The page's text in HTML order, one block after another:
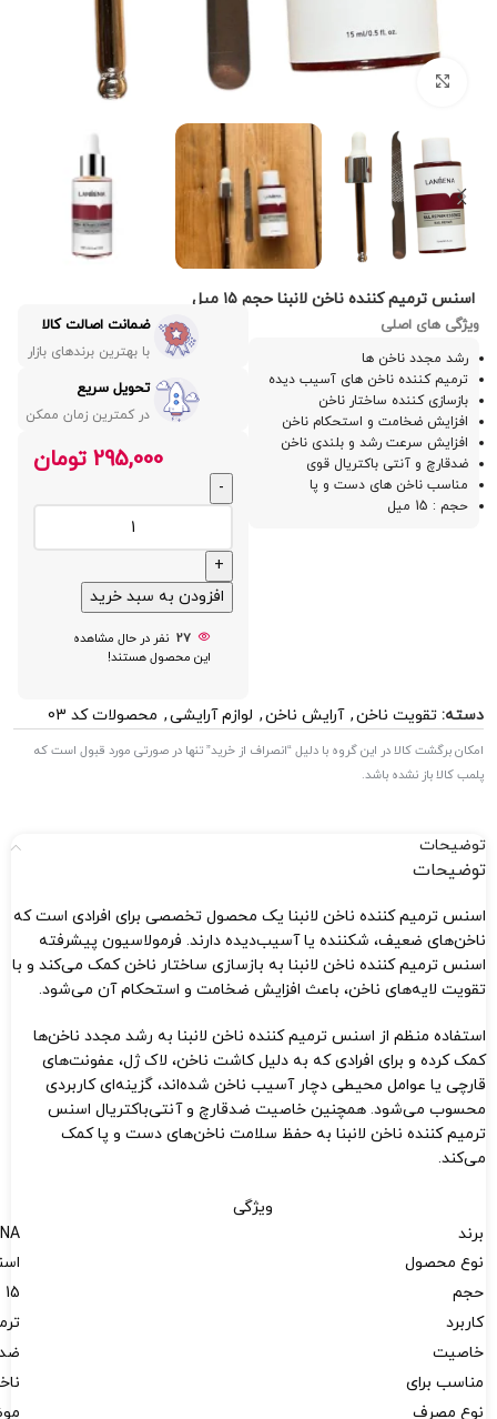
اسنس ترمیم کننده ناخن لانبنا حجم ۱۵ میل
ویژگی های اصلی
رشد مجدد ناخن‌ ها
ترمیم‌ کننده ناخن‌ های آسیب‌ دیده
بازسازی‌ کننده ساختار ناخن
افزایش ضخامت و استحکام ناخن
افزایش سرعت رشد و بلندی ناخن
ضدقارچ و آنتی‌ باکتریال قوی
مناسب ناخن‌ های دست و پا
حجم : 15 میل
ضمانت اصالت کالا
با بهترین برندهای بازار
تحویل سریع
در کمترین زمان ممکن
295,000 تومان
افزودن به سبد خرید
27 نفر در حال مشاهده
این محصول هستند!
دسته: تقویت ناخن, آرایش ناخن, لوازم آرایشی, محصولات کد 03
امکان برگشت کالا در این گروه با دلیل “انصراف از خرید” تنها در صورتی مورد قبول است که
پلمب کالا باز نشده باشد.
توضیحات
توضیحات
اسنس ترمیم کننده ناخن لانبنا یک محصول تخصصی برای افرادی است که
ناخن‌های ضعیف، شکننده یا آسیب‌دیده دارند. فرمولاسیون پیشرفته
اسنس ترمیم کننده ناخن لانبنا به بازسازی ساختار ناخن کمک می‌کند و با
تقویت لایه‌های ناخن، باعث افزایش ضخامت و استحکام آن می‌شود.
استفاده منظم از اسنس ترمیم کننده ناخن لانبنا به رشد مجدد ناخن‌ها
کمک کرده و برای افرادی که به دلیل کاشت ناخن، لاک ژل، عفونت‌های
قارچی یا عوامل محیطی دچار آسیب ناخن شده‌اند، گزینه‌ای کاربردی
محسوب می‌شود. همچنین خاصیت ضدقارچ و آنتی‌باکتریال اسنس
ترمیم کننده ناخن لانبنا به حفظ سلامت ناخن‌های دست و پا کمک
می‌کند.
ویژگی
برند
نوع محصول
حجم
15 میلی‌لیتر
کاربرد
خاصیت
مناسب برای
نوع مصرف